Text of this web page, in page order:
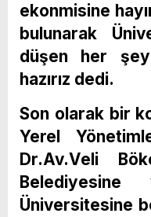
ekonmisine
bulunarak
düşen her
hazırız dedi.
Son olarak bir
Yerel
Dr.Av.Veli
Üniversitesine